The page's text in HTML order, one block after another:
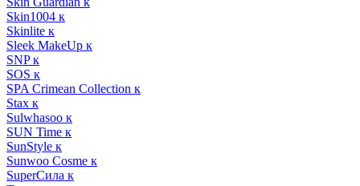
Skin1004 к
Skinlite к
Sleek MakeUp к
SNP к
SOS к
SPA Crimean Collection к
Stax к
Sulwhasoo к
SUN Time к
SunStyle к
Sunwoo Cosme к
SuperСила к